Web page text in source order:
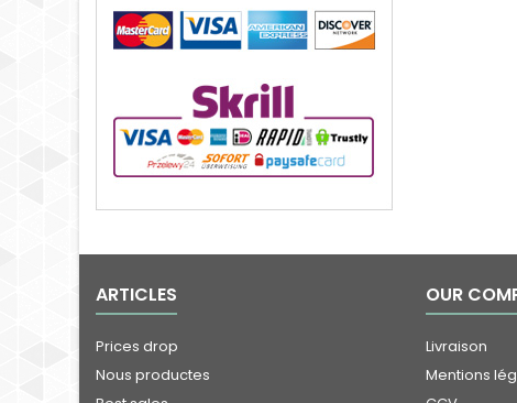
ARTICLES
Prices drop
Nous productes
OUR
Livraison
Mentions